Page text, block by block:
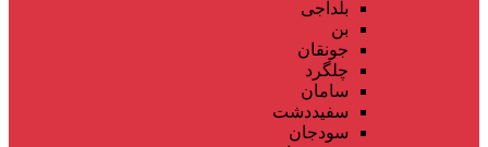
بلداجی
بن
جونقان
چلگرد
سامان
سفیددشت
سودجان